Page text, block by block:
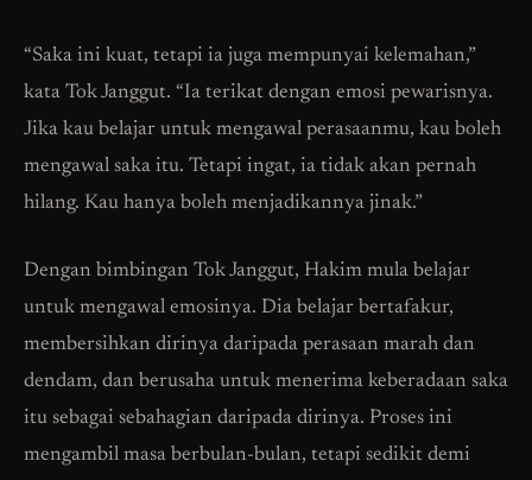
“Saka ini kuat, tetapi ia juga mempunyai kelemahan,”
kata Tok Janggut. “Ia terikat dengan emosi pewarisnya.
Jika kau belajar untuk mengawal perasaanmu, kau boleh
mengawal saka itu. Tetapi ingat, ia tidak akan pernah
hilang. Kau hanya boleh menjadikannya jinak.”
Dengan bimbingan Tok Janggut, Hakim mula belajar
untuk mengawal emosinya. Dia belajar bertafakur,
membersihkan dirinya daripada perasaan marah dan
dendam, dan berusaha untuk menerima keberadaan saka
itu sebagai sebahagian daripada dirinya. Proses ini
mengambil masa berbulan-bulan, tetapi sedikit demi